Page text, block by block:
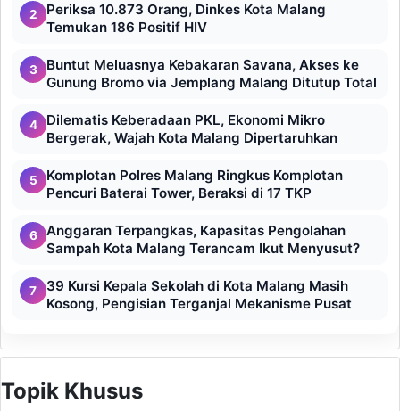
2
Periksa 10.873 Orang, Dinkes Kota Malang
Temukan 186 Positif HIV
3
Buntut Meluasnya Kebakaran Savana, Akses ke
Gunung Bromo via Jemplang Malang Ditutup Total
4
Dilematis Keberadaan PKL, Ekonomi Mikro
Bergerak, Wajah Kota Malang Dipertaruhkan
5
Komplotan Polres Malang Ringkus Komplotan
Pencuri Baterai Tower, Beraksi di 17 TKP
6
Anggaran Terpangkas, Kapasitas Pengolahan
Sampah Kota Malang Terancam Ikut Menyusut?
7
39 Kursi Kepala Sekolah di Kota Malang Masih
Kosong, Pengisian Terganjal Mekanisme Pusat
Topik Khusus